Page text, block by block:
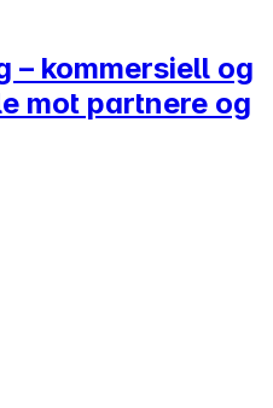
– kommersiell og
mot partnere og